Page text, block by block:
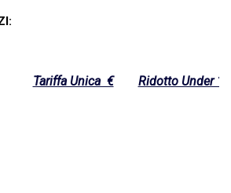
Tariffa Unica € Ridotto Under